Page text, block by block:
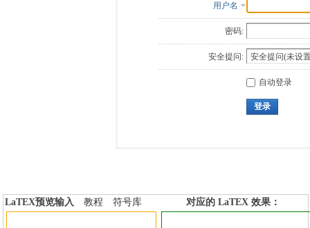
用户名
密码:
安全提问:
自动登录
登录
LaTEX预览输入 教程
符号库
对应的 LaTEX 效果：